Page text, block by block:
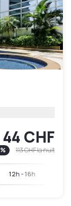
44 CHF
% 113 CHFla nuit
12h - 16h